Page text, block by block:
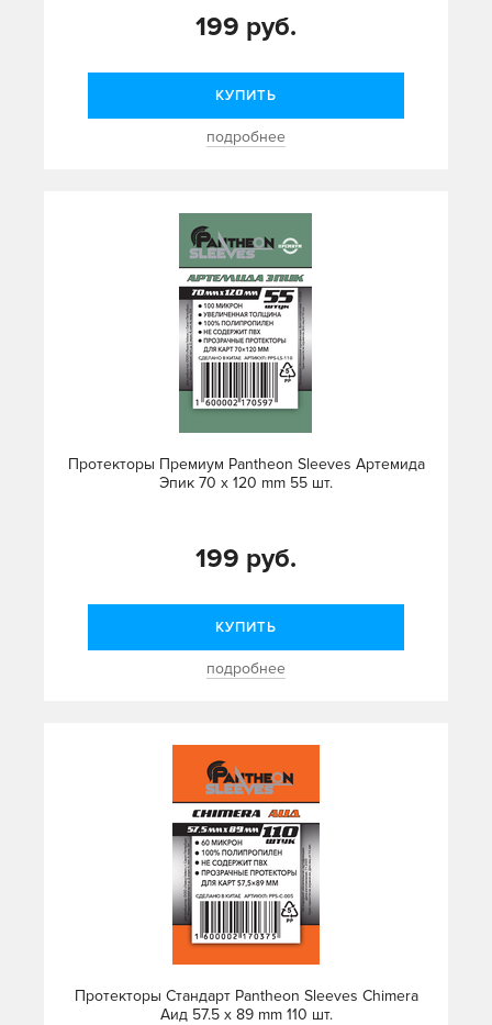
199 руб.
КУПИТЬ
подробнее
Протекторы Премиум Pantheon Sleeves Артемида
Эпик 70 х 120 mm 55 шт.
199 руб.
КУПИТЬ
подробнее
Протекторы Стандарт Pantheon Sleeves Chimera
Аид 57.5 x 89 mm 110 шт.